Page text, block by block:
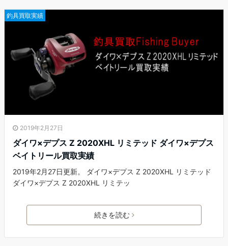
釣具買取実績
2019年2月27日
ダイワ×デプス Z 2020XHL リミテッド ダイワ×デプス
ベイトリール買取実績
2019年2月27日更新。 ダイワ×デプス Z 2020XHL リミテッド
ダイワ×デプス Z 2020XHL リミテッ
続きを読む